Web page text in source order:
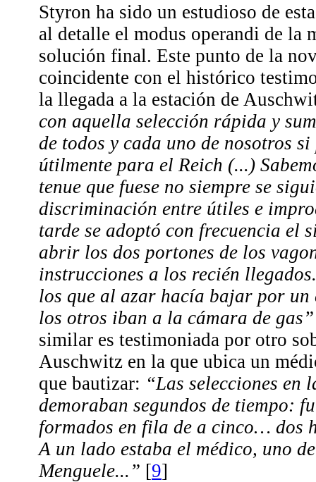
Styron ha sido un estudioso de
al detalle el modus operandi de la
solución final. Este punto de la
coincidente con el histórico
la llegada a la estación de
con aquella selección rápida y
de todos y cada uno de nosotros
útilmente para el Reich (...)
tenue que fuese no siempre se
discriminación entre útiles e
tarde se adoptó con frecuencia el
abrir los dos portones de los
instrucciones a los recién
los que al azar hacía bajar por un
los otros iban a la cámara de gas”
similar es testimoniada por otro
Auschwitz en la que ubica un
que bautizar: “Las selecciones en
demoraban segundos de tiempo:
formados en fila de a cinco… dos
A un lado estaba el médico, uno
Menguele...” [9]